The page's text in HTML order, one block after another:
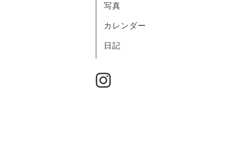
写真
カレンダー
日記